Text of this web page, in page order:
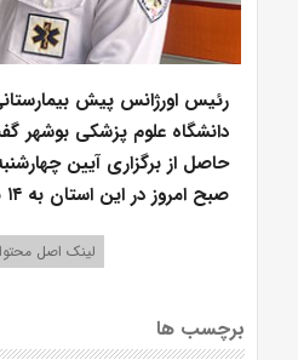
رئیس اورژانس پیش
دانشگاه علوم پزشکی بوشهر
حاصل از برگزاری آیین
صبح امروز در این استان به ۱۴ نفر رسیده است.
لینک اصل
برچسب ها